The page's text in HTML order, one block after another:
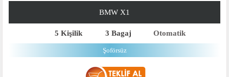
BMW X1
5 Kişilik 3 Bagaj Otomatik
Şoförsüz